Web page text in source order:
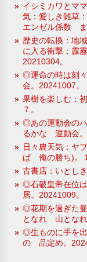
イシミカワとマ
気：愛しき雑草
エンゼル係数 ま
歴史の転換：地
に入る衝撃；霹
20210304。
◎運命の時は刻
会。20241007。
果樹を楽しむ：
７。
◎あの運動会の
るかな 運動会。
日々農天気：ヤ
ば 俺の勝ち)。
古書店：いとし
◎石破皇帝在位
居。20241009。
◎花期を過ぎた
となれ 山となれ
◎生ものに手を
の 品定め。